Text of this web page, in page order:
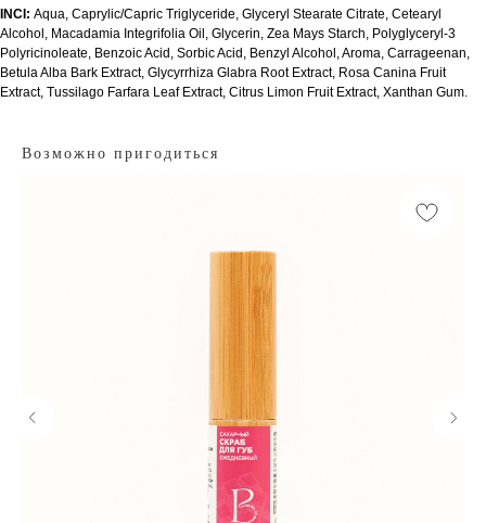
INCI: Aqua, Caprylic/Capric Triglyceride, Glyceryl Stearate Citrate, Cetearyl
Alcohol, Macadamia Integrifolia Oil, Glycerin, Zea Mays Starch, Polyglyceryl-3
Polyricinoleatе, Benzoic Acid, Sorbic Acid, Benzyl Alcohol, Aroma, Carrageenan,
Betula Alba Bark Extract, Glycyrrhiza Glabra Root Extract, Rosa Canina Fruit
Extract, Tussilago Farfara Leaf Extract, Citrus Limon Fruit Extract, Xanthan Gum.
Возможно пригодиться